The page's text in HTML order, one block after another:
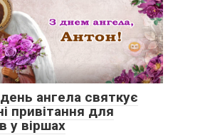
ангела святкує
привітання для
у віршах